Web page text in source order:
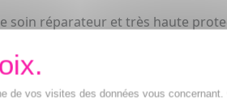
soin réparateur et très haute
!
pour un confort optimal.
de vos visites des données vous concernant.